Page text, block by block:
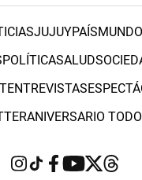
JUJUYPAÍSMUNDO
POLÍTICASALUD
ENTREVISTAS
ANIVERSARIO